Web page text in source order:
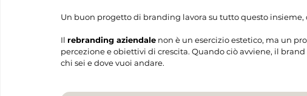
Un buon progetto di branding lavora su tutto questo
Il rebranding aziendale non è un esercizio estetico, ma un
percezione e obiettivi di crescita. Quando ciò avviene, il
chi sei e dove vuoi andare.